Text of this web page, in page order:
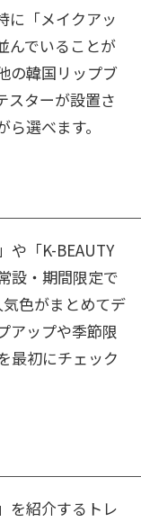
に「メイクアッ
んでいることが
の韓国リップブ
スターが設置さ
選べます。
や「K-BEAUTY
設・期間限定で
色がまとめてデ
アップや季節限
最初にチェック
を紹介するトレ